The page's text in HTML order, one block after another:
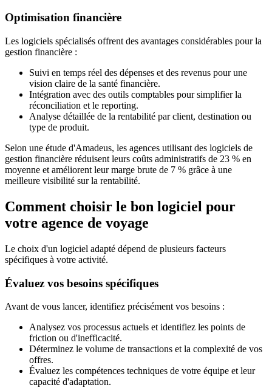
Optimisation financière
Les logiciels spécialisés offrent des avantages considérables pour la
gestion financière :
Suivi en temps réel des dépenses et des revenus pour une
vision claire de la santé financière.
Intégration avec des outils comptables pour simplifier la
réconciliation et le reporting.
Analyse détaillée de la rentabilité par client, destination ou
type de produit.
Selon une étude d'Amadeus, les agences utilisant des logiciels de
gestion financière réduisent leurs coûts administratifs de 23 % en
moyenne et améliorent leur marge brute de 7 % grâce à une
meilleure visibilité sur la rentabilité.
Comment choisir le bon logiciel pour
votre agence de voyage
Le choix d'un logiciel adapté dépend de plusieurs facteurs
spécifiques à votre activité.
Évaluez vos besoins spécifiques
Avant de vous lancer, identifiez précisément vos besoins :
Analysez vos processus actuels et identifiez les points de
friction ou d'inefficacité.
Déterminez le volume de transactions et la complexité de vos
offres.
Évaluez les compétences techniques de votre équipe et leur
capacité d'adaptation.